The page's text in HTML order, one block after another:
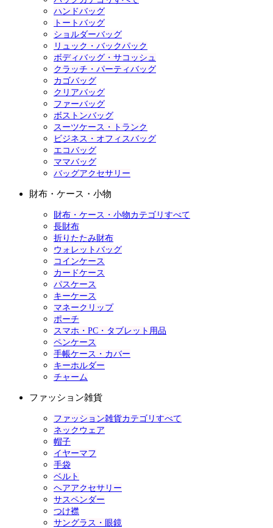
ハンドバッグ
トートバッグ
ショルダーバッグ
リュック・バックパック
ボディバッグ・サコッシュ
クラッチ・パーティバッグ
カゴバッグ
クリアバッグ
ファーバッグ
ボストンバッグ
スーツケース・トランク
ビジネス・オフィスバッグ
エコバッグ
ママバッグ
バッグアクセサリー
財布・ケース・小物
財布・ケース・小物カテゴリすべて
長財布
折りたたみ財布
ウォレットバッグ
コインケース
カードケース
パスケース
キーケース
マネークリップ
ポーチ
スマホ・PC・タブレット用品
ペンケース
手帳ケース・カバー
キーホルダー
チャーム
ファッション雑貨
ファッション雑貨カテゴリすべて
ネックウェア
帽子
イヤーマフ
手袋
ベルト
ヘアアクセサリー
サスペンダー
つけ襟
サングラス・眼鏡